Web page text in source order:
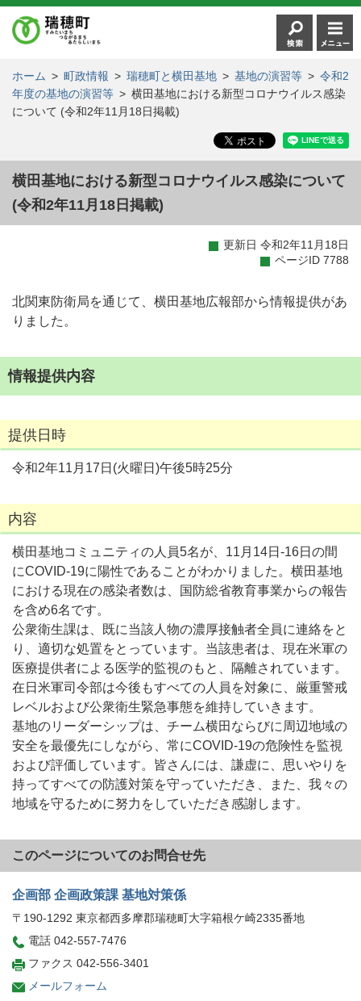
ホーム > 町政情報 > 瑞穂町と横田基地 > 基地の演習等 > 令和2
年度の基地の演習等 > 横田基地における新型コロナウイルス感染
について (令和2年11月18日掲載)
横田基地における新型コロナウイルス感染について
(令和2年11月18日掲載)
更新日 令和2年11月18日
ページID 7788
北関東防衛局を通じて、横田基地広報部から情報提供があ
りました。
情報提供内容
提供日時
令和2年11月17日(火曜日)午後5時25分
内容
横田基地コミュニティの人員5名が、11月14日-16日の間
にCOVID-19に陽性であることがわかりました。横田基地
における現在の感染者数は、国防総省教育事業からの報告
を含め6名です。
公衆衛生課は、既に当該人物の濃厚接触者全員に連絡をと
り、適切な処置をとっています。当該患者は、現在米軍の
医療提供者による医学的監視のもと、隔離されています。
在日米軍司令部は今後もすべての人員を対象に、厳重警戒
レベルおよび公衆衛生緊急事態を維持していきます。
基地のリーダーシップは、チーム横田ならびに周辺地域の
安全を最優先にしながら、常にCOVID-19の危険性を監視
および評価しています。皆さんには、謙虚に、思いやりを
持ってすべての防護対策を守っていただき、また、我々の
地域を守るために努力をしていただき感謝します。
このページについてのお問合せ先
企画部 企画政策課 基地対策係
〒190-1292 東京都西多摩郡瑞穂町大字箱根ケ崎2335番地
電話 042-557-7476
ファクス 042-556-3401
メールフォーム